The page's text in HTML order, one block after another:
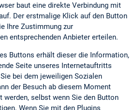
baut eine direkte Verbindung mit
Der erstmalige Klick auf den Button
Ihre Zustimmung zur
entsprechenden Anbieter erteilen.
Buttons erhält dieser die Information,
Seite unseres Internetauftritts
bei dem jeweiligen Sozialen
der Besuch ab diesem Moment
werden, selbst wenn Sie den Button
Wenn Sie mit den Plugins